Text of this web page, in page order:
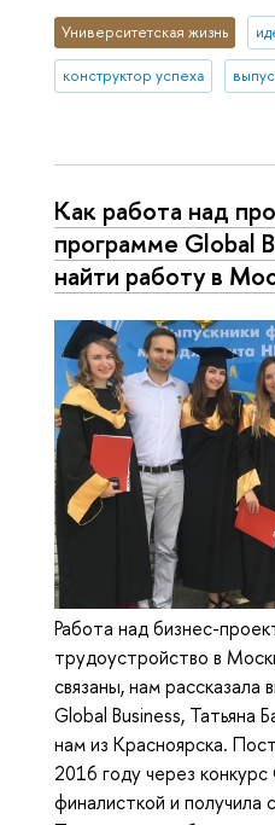
Университетская жизнь
конструктор успеха
Как работа над
программе Global
найти работу в
Работа над бизнес-
трудоустройство в
связаны, нам рассказала
Global Business, Татьяна
нам из Красноярска.
2016 году через
финалисткой и получила